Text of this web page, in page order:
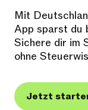
Mit
App sparst du
Sichere dir im
ohne
Jetzt